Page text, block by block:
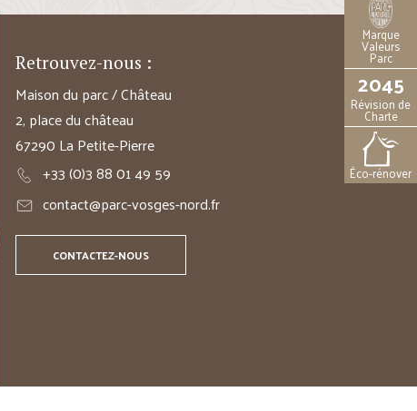
Marque
Valeurs
Parc
2045
Révision de
Charte
Éco-rénover
Retrouvez-nous :
Maison du parc / Château
2, place du château
67290 La Petite-Pierre
+33 (0)3 88 01 49 59
contact@parc-vosges-nord.fr
CONTACTEZ-NOUS